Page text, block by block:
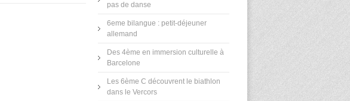
pas de danse
6eme bilangue : petit-déjeuner
allemand
Des 4ème en immersion culturelle à
Barcelone
Les 6ème C découvrent le biathlon
dans le Vercors